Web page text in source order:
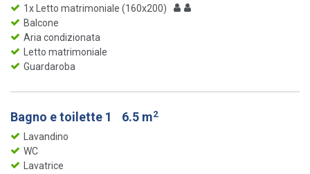
1x Letto matrimoniale (160x200)
Balcone
Aria condizionata
Letto matrimoniale
Guardaroba
Bagno e toilette 1 6.5 m2
Lavandino
WC
Lavatrice